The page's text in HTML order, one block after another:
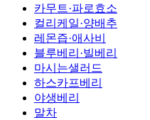
카무트·파로효소
컬리케일·양배추
레몬즙·애사비
블루베리·빌베리
마시는샐러드
하스카프베리
야생베리
말차